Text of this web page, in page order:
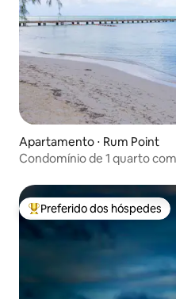
Apartamento ⋅ Rum Point
Condomínio de 1 quarto
Entre os melhores preferidos
Preferido dos hóspedes